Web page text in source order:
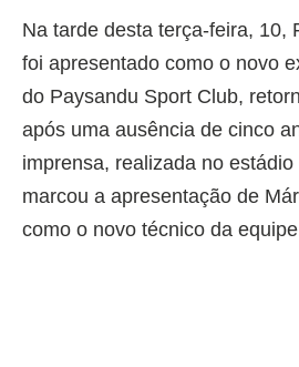
Na tarde desta terça-feira, 10,
foi apresentado como o novo
do Paysandu Sport Club,
após uma ausência de cinco
imprensa, realizada no
marcou a apresentação de
como o novo técnico da